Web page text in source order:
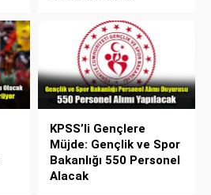
KPSS’li Gençlere
Müjde: Gençlik ve Spor
Bakanlığı 550 Personel
Alacak